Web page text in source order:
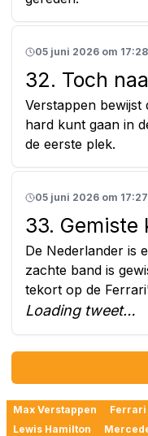
05 juni 2026 om 17:28
32. Toch
Verstappen
hard kunt gaan in
de eerste plek.
05 juni 2026 om 17:27
33. Gemiste
De Nederlander is
zachte band is
tekort op de
Loading tweet…
Max Verstappen Ferrari
Lewis Hamilton